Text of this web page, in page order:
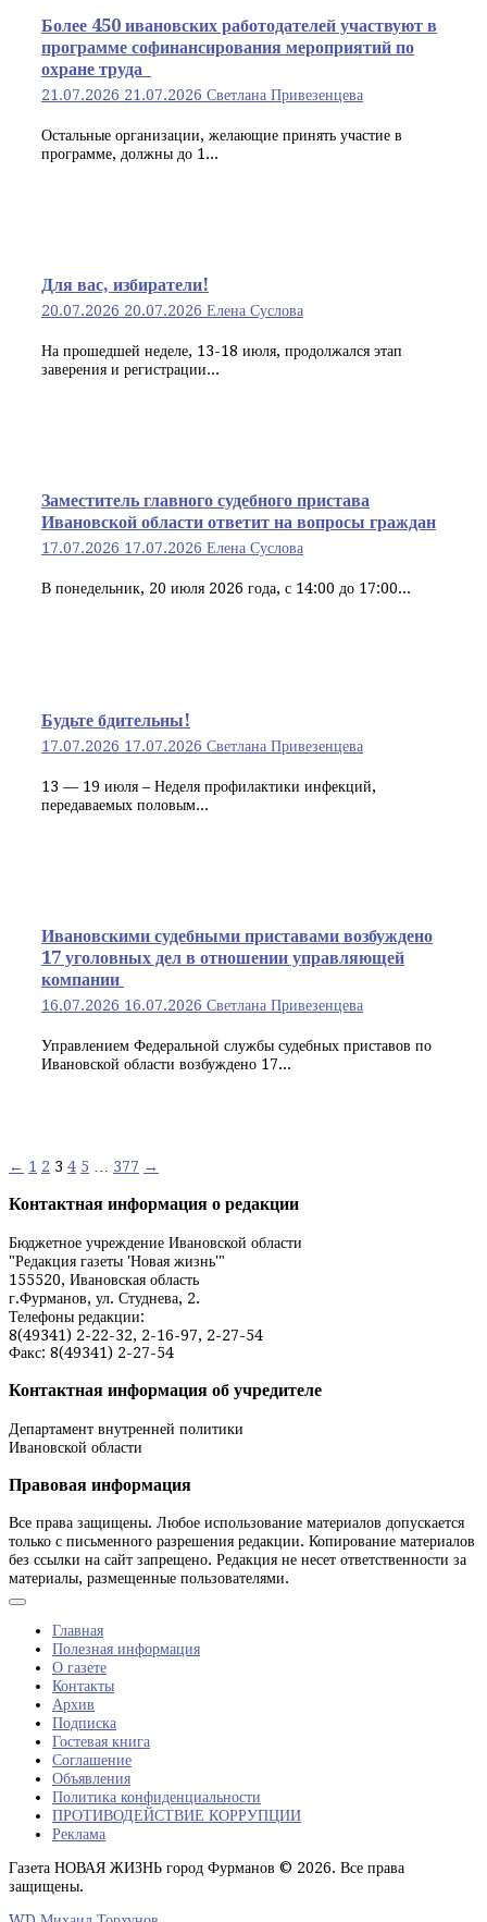
Более 450 ивановских работодателей участвуют в
программе софинансирования мероприятий по
охране труда
21.07.2026 21.07.2026 Светлана Привезенцева
Остальные организации, желающие принять участие в
программе, должны до 1...
Для вас, избиратели!
20.07.2026 20.07.2026 Елена Суслова
На прошедшей неделе, 13-18 июля, продолжался этап
заверения и регистрации...
Заместитель главного судебного пристава
Ивановской области ответит на вопросы граждан
17.07.2026 17.07.2026 Елена Суслова
В понедельник, 20 июля 2026 года, с 14:00 до 17:00...
Будьте бдительны!
17.07.2026 17.07.2026 Светлана Привезенцева
13 — 19 июля – Неделя профилактики инфекций,
передаваемых половым...
Ивановскими судебными приставами возбуждено
17 уголовных дел в отношении управляющей
компании
16.07.2026 16.07.2026 Светлана Привезенцева
Управлением Федеральной службы судебных приставов по
Ивановской области возбуждено 17...
Навигация
по
← 1 2 3 4 5 377 →
Контактная информация о редакции
Бюджетное учреждение Ивановской области
"Редакция газеты 'Новая жизнь'"
155520, Ивановская область
г.Фурманов, ул. Студнева, 2.
Телефоны редакции:
8(49341) 2-22-32, 2-16-97, 2-27-54
Факс: 8(49341) 2-27-54
Контактная информация об учредителе
Департамент внутренней политики
Ивановской области
Правовая информация
Все права защищены. Любое использование материалов допускается
только с письменного разрешения редакции. Копирование материалов
без ссылки на сайт запрещено. Редакция не несет ответственности за
материалы, размещенные пользователями.
Главная
Полезная информация
О газете
Контакты
Архив
Подписка
Гостевая книга
Соглашение
Объявления
Политика конфиденциальности
ПРОТИВОДЕЙСТВИЕ КОРРУПЦИИ
Реклама
Газета НОВАЯ ЖИЗНЬ город Фурманов © 2026. Все права
защищены.